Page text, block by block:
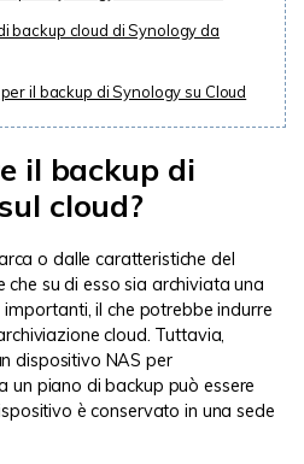
backup cloud di Synology da
il backup di Synology su Cloud
il backup di
cloud?
o dalle caratteristiche del
su di esso sia archiviata una
il che potrebbe indurre
cloud. Tuttavia,
dispositivo NAS per
un piano di backup può essere
è conservato in una sede